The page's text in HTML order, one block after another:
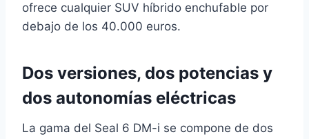
ofrece cualquier SUV híbrido enchufable por
debajo de los 40.000 euros.
Dos versiones, dos potencias y
dos autonomías eléctricas
La gama del Seal 6 DM-i se compone de dos